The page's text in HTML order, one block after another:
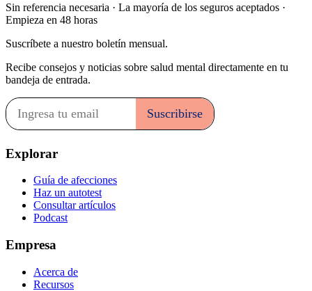
Sin referencia necesaria · La mayoría de los seguros aceptados ·
Empieza en 48 horas
Suscríbete a nuestro boletín mensual.
Recibe consejos y noticias sobre salud mental directamente en tu
bandeja de entrada.
Explorar
Guía de afecciones
Haz un autotest
Consultar artículos
Podcast
Empresa
Acerca de
Recursos